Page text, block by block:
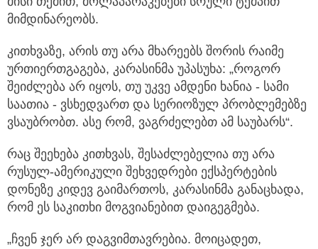
მიმდინარეობს.
კითხვაზე, არის თუ არა მხარეებს შორის რაიმე
ურთიერთგაგება, კარასინმა უპასუხა: „როგორ
შეიძლება არ იყოს, თუ უკვე ამდენი ხანია - სამი
საათია - ვსხედვართ და სერიოზულ პრობლემებზე
ვსაუბრობთ. ასე რომ, ვაგრძელებთ ამ საუბარს“.
რაც შეეხება კითხვას, შესაძლებელია თუ არა
რუსულ-ამერიკული შეხვედრები ექსპერტების
დონეზე კიდევ გაიმართოს, კარასინმა განაცხადა,
რომ ეს საკითხი მოგვიანებით დაიგეგმება.
„ჩვენ ჯერ არ დაგვიმთავრებია. მოიცადეთ,